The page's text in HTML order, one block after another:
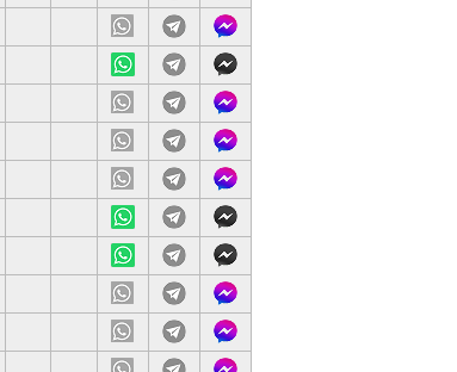
站
載
服
站
載
服
站
載
服
站
載
服
站
載
服
站
載
服
站
載
服
站
載
服
站
載
服
站
載
服